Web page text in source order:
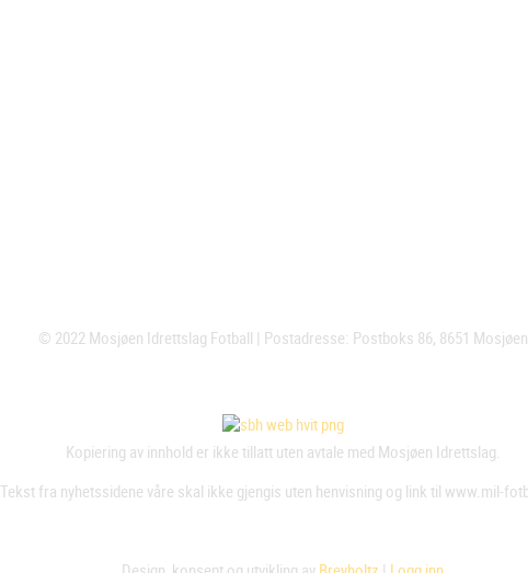
© 2022 Mosjøen Idrettslag Fotball | Postadresse: Postboks 86, 8651 Mosjøen
Kopiering av innhold er ikke tillatt uten avtale med Mosjøen Idrettslag.
Tekst fra nyhetssidene våre skal ikke gjengis uten henvisning og link til www.mil-